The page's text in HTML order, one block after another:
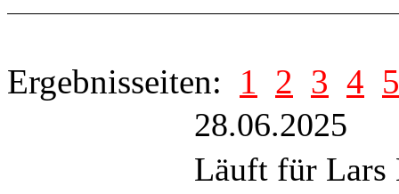
Ergebnisseiten: 1 2 3 4 5
28.06.2025
Läuft für